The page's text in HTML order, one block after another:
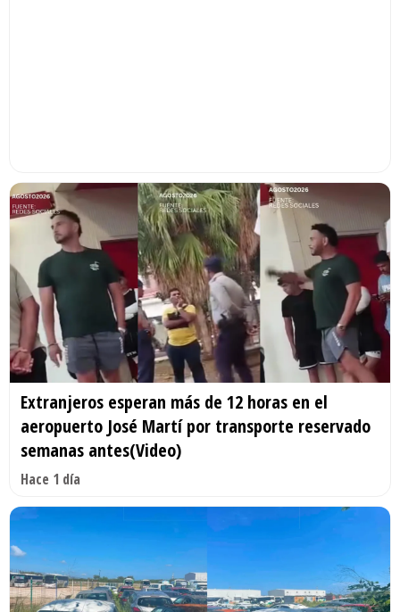
Extranjeros esperan más de 12 horas en el
aeropuerto José Martí por transporte reservado
semanas antes(Video)
Hace 1 día